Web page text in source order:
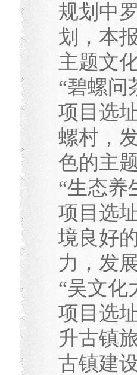
规划中
划，本
主题文
“碧螺问
项目选
螺村，
色的主
“生态养
项目选
境良好
力，发
“吴文化
项目选
升古镇
古镇建